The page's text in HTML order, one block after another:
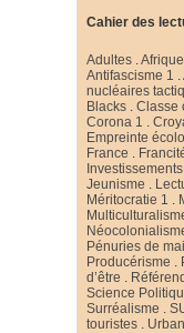
Cahier des
Adultes .Afrique
Antifascisme 1 .
nucléaires
Blacks .Classe
Corona 1 .
Empreinte
France .
Investissements
Jeunisme .
Méritocratie 1 .
Pénuries de
Producérisme .
d’être .
Science
Surréalisme .
touristes .